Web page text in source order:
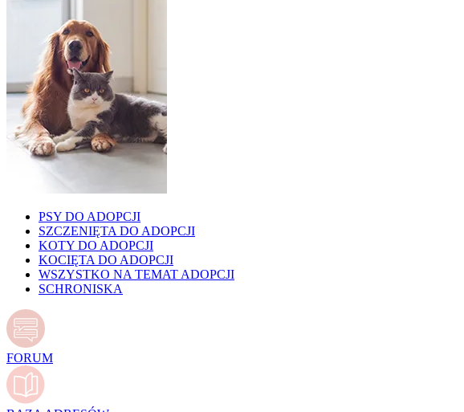
PSY DO ADOPCJI
SZCZENIĘTA DO ADOPCJI
KOTY DO ADOPCJI
KOCIĘTA DO ADOPCJI
WSZYSTKO NA TEMAT ADOPCJI
SCHRONISKA
FORUM